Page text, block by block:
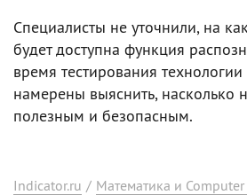
Специалисты не уточнили, на
будет доступна функция
время тестирования
намерены выяснить, насколько
полезным и безопасным.
Indicator.ru / Математика и